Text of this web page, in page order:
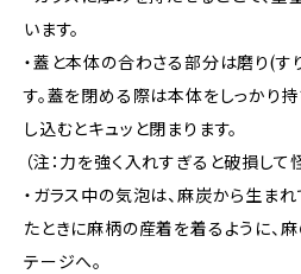
います。
・蓋と本体の合わさる部分は磨り(す
す。蓋を閉める際は本体をしっかり
し込むとキュッと閉まります。
（注：力を強く入れすぎると破損し
・ガラス中の気泡は、麻炭から生ま
たときに麻柄の産着を着るように、
テージへ。